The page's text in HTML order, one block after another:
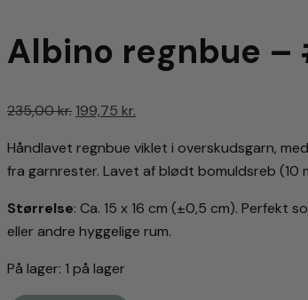
Albino regnbue –
235,00kr. Den
pris
var:
235,00 kr..
199,75 kr.
pris
er:
199,75 kr..
Håndlavet regnbue viklet i overskudsgarn,
fra garnrester. Lavet af blødt bomuldsreb (10
Størrelse: Ca. 15 x 16 cm (±0,5 cm). Perfekt
eller andre hyggelige rum.
På lager: 1 på lager